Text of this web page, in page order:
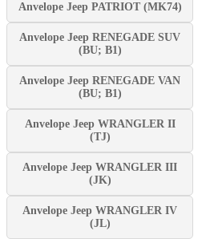
Anvelope Jeep PATRIOT (MK74)
Anvelope Jeep RENEGADE SUV
(BU; B1)
Anvelope Jeep RENEGADE VAN
(BU; B1)
Anvelope Jeep WRANGLER II
(TJ)
Anvelope Jeep WRANGLER III
(JK)
Anvelope Jeep WRANGLER IV
(JL)